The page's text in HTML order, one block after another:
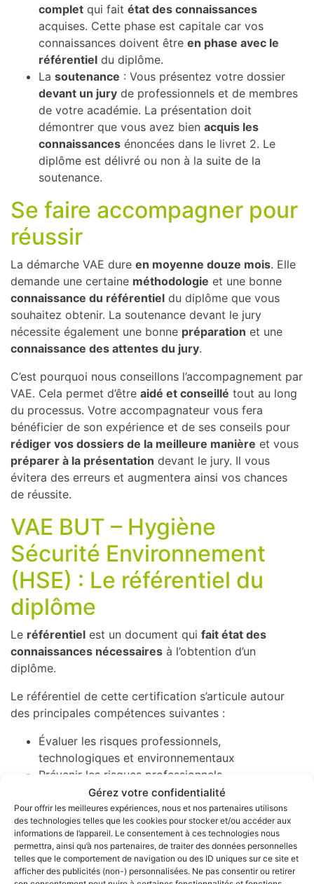
Gérez votre confidentialité
Pour offrir les meilleures expériences, nous et nos partenaires utilisons
des technologies telles que les cookies pour stocker et/ou accéder aux
informations de l’appareil. Le consentement à ces technologies nous
permettra, ainsi qu’à nos partenaires, de traiter des données personnelles
telles que le comportement de navigation ou des ID uniques sur ce site et
afficher des publicités (non-) personnalisées. Ne pas consentir ou retirer
complet qui fait état des connaissances
acquises. Cette phase est capitale car vos
connaissances doivent être en phase avec le
référentiel du diplôme.
La soutenance : Vous présentez votre dossier
devant un jury de professionnels et de membres
de votre académie. La présentation doit
démontrer que vous avez bien acquis les
connaissances énoncées dans le livret 2. Le
diplôme est délivré ou non à la suite de la
soutenance.
Se faire accompagner pour
réussir
La démarche VAE dure en moyenne douze mois. Elle
demande une certaine méthodologie et une bonne
connaissance du référentiel du diplôme que vous
souhaitez obtenir. La soutenance devant le jury
nécessite également une bonne préparation et une
connaissance des attentes du jury.
C’est pourquoi nous conseillons l’accompagnement par
VAE. Cela permet d’être aidé et conseillé tout au long
du processus. Votre accompagnateur vous fera
bénéficier de son expérience et de ses conseils pour
rédiger vos dossiers de la meilleure manière et vous
préparer à la présentation devant le jury. Il vous
évitera des erreurs et augmentera ainsi vos chances
de réussite.
VAE BUT – Hygiène
Sécurité Environnement
(HSE) : Le référentiel du
diplôme
Le référentiel est un document qui fait état des
connaissances nécessaires à l’obtention d’un
diplôme.
Le référentiel de cette certification s’articule autour
des principales compétences suivantes :
Évaluer les risques professionnels,
technologiques et environnementaux
Prévenir les risques professionnels,
technologiques et environnementaux
Répondre aux situations d’urgence et de crise
Animer la démarche Qualité Hygiène Santé
Sécurité Environnement (QHSSE)
Accompagner la direction dans son management
QHSSE